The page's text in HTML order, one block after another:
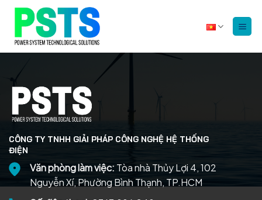
dung
CÔNG TY TNHH GIẢI PHÁP CÔNG NGHỆ HỆ THỐNG
ĐIỆN
Văn phòng làm việc: Tòa nhà Thủy Lợi 4, 102
Nguyễn Xí, Phường Bình Thạnh, TP.HCM